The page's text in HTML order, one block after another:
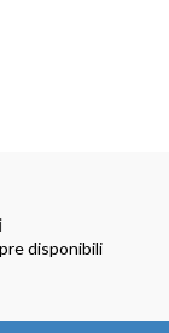
disponibili